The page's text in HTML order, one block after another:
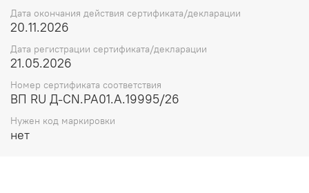
Дата окончания действия сертификата/декларации
20.11.2026
Дата регистрации сертификата/декларации
21.05.2026
Номер сертификата соответствия
ВП RU Д-CN.РА01.А.19995/26
Нужен код маркировки
нет